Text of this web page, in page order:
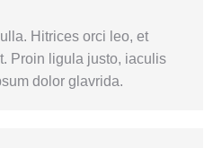
Hitrices orci leo, et
Proin ligula justo, iaculis
dolor glavrida.